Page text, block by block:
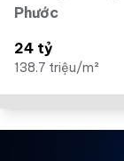
Phước
24 tỷ
138.7 triệu/m²